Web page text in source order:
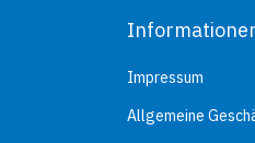
Impressum
Allgemeine